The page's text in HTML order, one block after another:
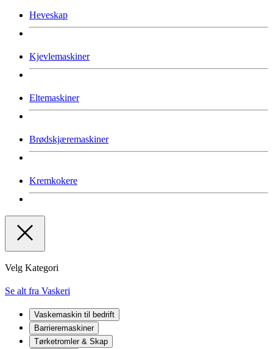
Heveskap
Kjevlemaskiner
Eltemaskiner
Brødskjæremaskiner
Kremkokere
Velg Kategori
Se alt fra Vaskeri
Vaskemaskin til bedrift
Barrieremaskiner
Tørketromler & Skap